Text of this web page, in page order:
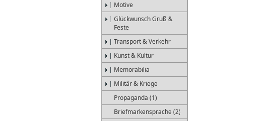
Motive
Glückwunsch Gruß &
Feste
Transport & Verkehr
Kunst & Kultur
Memorabilia
Militär & Kriege
Propaganda (1)
Briefmarkensprache (2)